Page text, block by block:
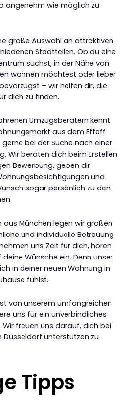
angenehm wie möglich zu
große Auswahl an attraktiven
Stadtteilen. Ob du eine
suchst, in der Nähe von
wohnen möchtest oder lieber
– wir helfen dir, die
dich zu finden.
Umzugsberatern kennt
aus dem Effeff
bei der Suche nach einer
Wir beraten dich beim Erstellen
Bewerbung, geben dir
und
sogar persönlich zu den
aus München legen wir großen
und individuelle Betreuung
uns Zeit für dich, hören
Wünsche ein. Denn unser
in deiner neuen Wohnung in
fühlst.
von unserem umfangreichen
uns für ein unverbindliches
freuen uns darauf, dich bei
Düsseldorf unterstützen zu
Tipps